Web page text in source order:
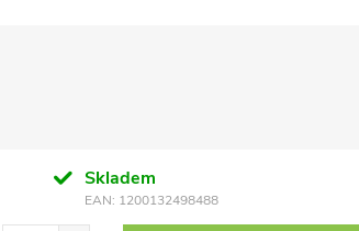
Skladem
EAN: 1200132498488